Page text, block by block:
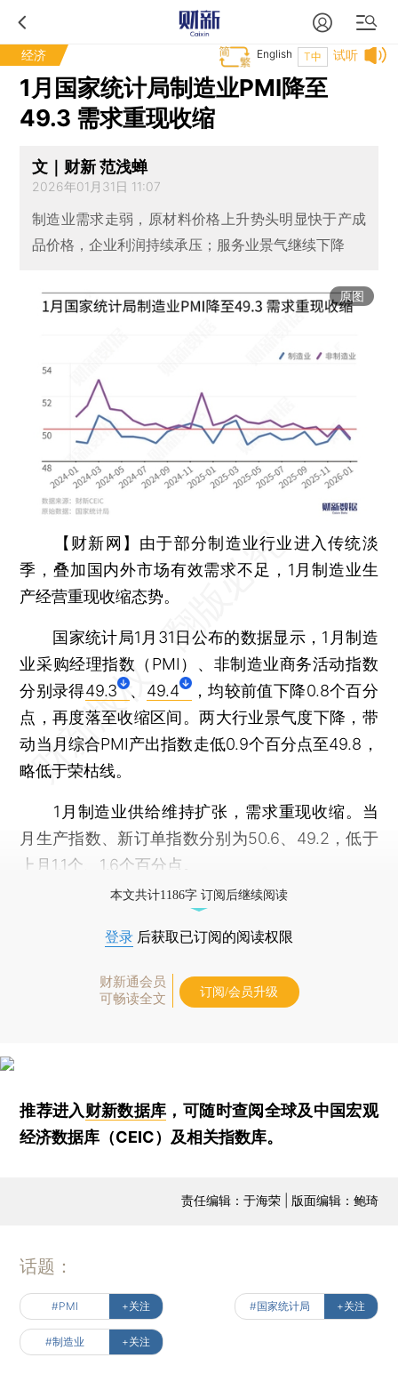
经济 试听
T中
English
1月国家统计局制造业PMI降至
49.3 需求重现收缩
文｜财新 范浅蝉
2026年01月31日 11:07
制造业需求走弱，原材料价格上升势头明显快于产成
品价格，企业利润持续承压；服务业景气继续下降
原图
【财新网】 由于部分制造业行业进入传统淡
季，叠加国内外市场有效需求不足，1月制造业生
产经营重现收缩态势。
国家统计局1月31日公布的数据显示，1月制造
业采购经理指数（PMI）、非制造业商务活动指数
分别录得49.3 、 49.4
，均较前值下降0.8个百分
点，再度落至收缩区间。两大行业景气度下降，带
动当月综合PMI产出指数走低0.9个百分点至49.8，
略低于荣枯线。
1月制造业供给维持扩张，需求重现收缩。当
月生产指数、新订单指数分别为50.6、49.2，低于
上月1.1个、1.6个百分点。
本文共计1186字 订阅后继续阅读
登录 后获取已订阅的阅读权限
财新通会员
可畅读全文
订阅/会员升级
推荐进入财新数据库 ，可随时查阅全球及中国宏观
经济数据库（CEIC）及相关指数库。
责任编辑：于海荣 | 版面编辑：鲍琦
话题：
#PMI +关注 #国家统计局 +关注
#制造业 +关注